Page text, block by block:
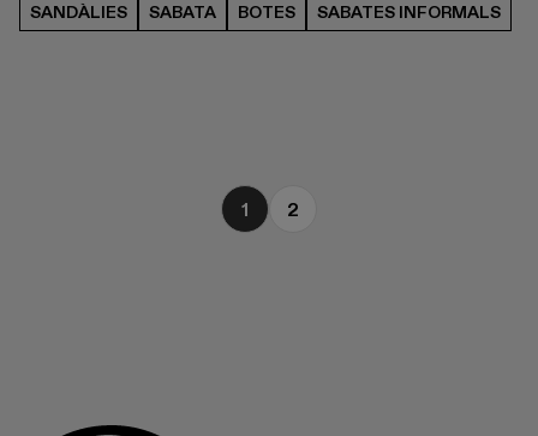
SANDÀLIES SABATA BOTES SABATES INFORMALS
1 2